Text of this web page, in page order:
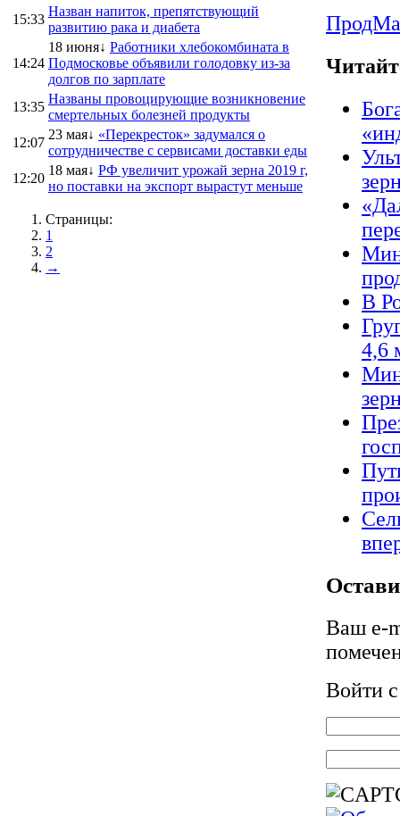
15:33
Назван напиток, препятствующий
развитию рака и диабета
14:24
18 июня↓ Работники хлебокомбината в
Подмосковье объявили голодовку из-за
долгов по зарплате
13:35
Названы провоцирующие возникновение
смертельных болезней продукты
12:07
23 мая↓ «Перекресток» задумался о
сотрудничестве с сервисами доставки еды
12:20
18 мая↓ РФ увеличит урожай зерна 2019 г,
но поставки на экспорт вырастут меньше
Страницы:
1
2
→
В
4,6
Ваш e-
Войти